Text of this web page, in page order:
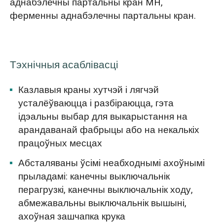
ферменны аднабэлечны партальны кран.
Тэхнічныя асаблівасці
Казлавыя краны хутчэй і лягчэй
усталёўваюцца і разбіраюцца, гэта
ідэальны выбар для выкарыстання на
арандаванай фабрыцы або на некалькіх
працоўных месцах
Абсталяваны ўсімі неабходнымі ахоўнымі
прыладамі: канечны выключальнік
перагрузкі, канечны выключальнік ходу,
абмежавальны выключальнік вышыні,
ахоўная зашчапка крука